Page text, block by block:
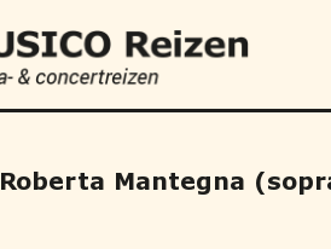
Roberta Mantegna